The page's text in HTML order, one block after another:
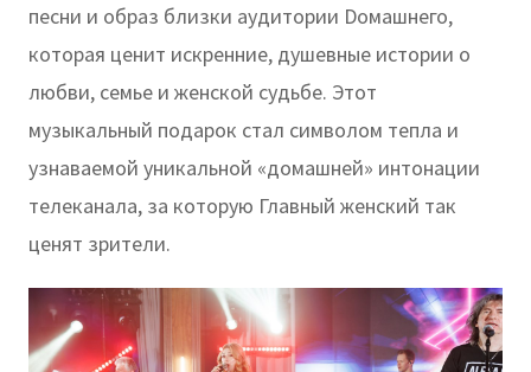
песни и образ близки аудитории Dомашнего,
которая ценит искренние, душевные истории о
любви, семье и женской судьбе. Этот
музыкальный подарок стал символом тепла и
узнаваемой уникальной «домашней» интонации
телеканала, за которую Главный женский так
ценят зрители.